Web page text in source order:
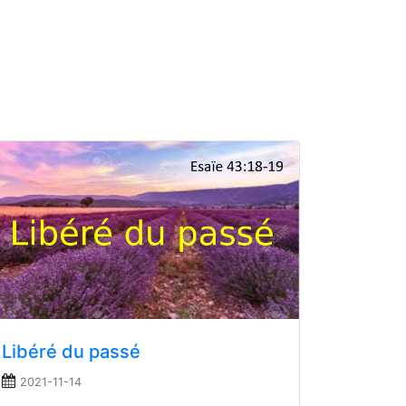
Libéré du passé
2021-11-14